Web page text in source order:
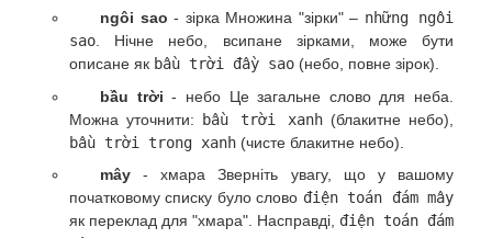
ngôi sao - зірка Множина "зірки" – những ngôi
sao . Нічне небо, всипане зірками, може бути
описане як bầu trời đầy sao (небо, повне зірок).
bầu trời - небо Це загальне слово для неба.
Можна уточнити: bầu trời xanh (блакитне небо),
bầu trời trong xanh (чисте блакитне небо).
mây - хмара Зверніть увагу, що у вашому
початковому списку було слово điện toán đám mây
як переклад для "хмара". Насправді, điện toán đám